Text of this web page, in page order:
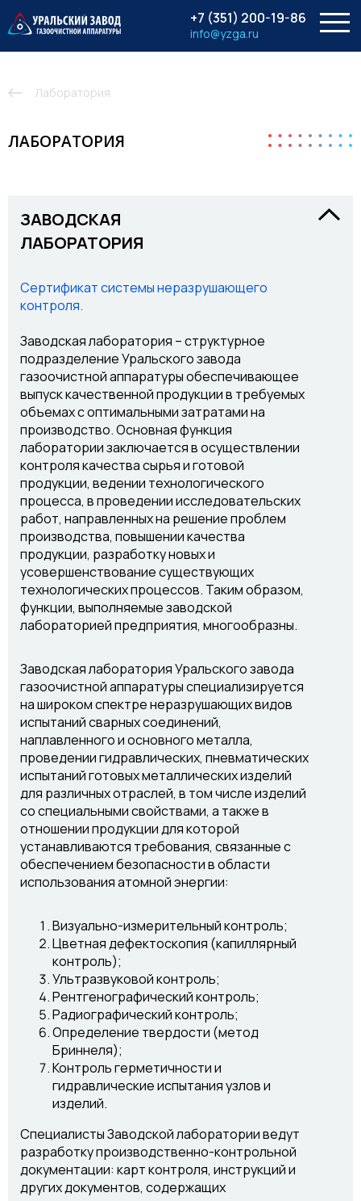
+7 (351) 200-19-86
info@yzga.ru menu
Лаборатория
ЛАБОРАТОРИЯ
ЗАВОДСКАЯ
ЛАБОРАТОРИЯ
Сертификат системы неразрушающего
контроля.
Заводская лаборатория – структурное
подразделение Уральского завода
газоочистной аппаратуры обеспечивающее
выпуск качественной продукции в требуемых
объемах с оптимальными затратами на
производство. Основная функция
лаборатории заключается в осуществлении
контроля качества сырья и готовой
продукции, ведении технологического
процесса, в проведении исследовательских
работ, направленных на решение проблем
производства, повышении качества
продукции, разработку новых и
усовершенствование существующих
технологических процессов. Таким образом,
функции, выполняемые заводской
лабораторией предприятия, многообразны.
Заводская лаборатория Уральского завода
газоочистной аппаратуры специализируется
на широком спектре неразрушающих видов
испытаний сварных соединений,
наплавленного и основного металла,
проведении гидравлических, пневматических
испытаний готовых металлических изделий
для различных отраслей, в том числе изделий
со специальными свойствами, а также в
отношении продукции для которой
устанавливаются требования, связанные с
обеспечением безопасности в области
использования атомной энергии:
Визуально-измерительный контроль;
Цветная дефектоскопия (капиллярный
контроль);
Ультразвуковой контроль;
Рентгенографический контроль;
Радиографический контроль;
Определение твердости (метод
Бриннеля);
Контроль герметичности и
гидравлические испытания узлов и
изделий.
Специалисты Заводской лаборатории ведут
разработку производственно-контрольной
документации: карт контроля, инструкций и
других документов, содержащих